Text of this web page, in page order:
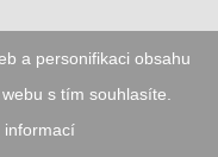
a personifikaci obsahu
s tím souhlasíte.
informací